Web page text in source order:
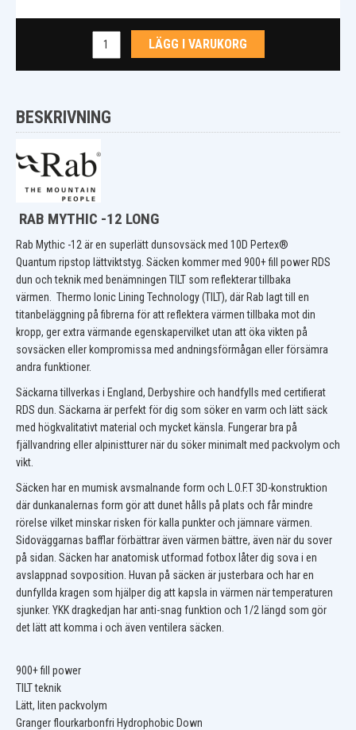
LÄGG I VARUKORG
BESKRIVNING
RAB MYTHIC -12 LONG
Rab Mythic -12 är en superlätt dunsovsäck med 10D Pertex®
Quantum ripstop lättviktstyg. Säcken kommer med 900+ fill power RDS
dun och teknik med benämningen TILT som reflekterar tillbaka
värmen. Thermo Ionic Lining Technology (TILT), där Rab lagt till en
titanbeläggning på fibrerna för att reflektera värmen tillbaka mot din
kropp, ger extra värmande egenskapervilket utan att öka vikten på
sovsäcken eller kompromissa med andningsförmågan eller försämra
andra funktioner.
Säckarna tillverkas i England, Derbyshire och handfylls med certifierat
RDS dun. Säckarna är perfekt för dig som söker en varm och lätt säck
med högkvalitativt material och mycket känsla. Fungerar bra på
fjällvandring eller alpinistturer när du söker minimalt med packvolym och
vikt.
Säcken har en mumisk avsmalnande form och L.O.F.T 3D-konstruktion
där dunkanalernas form gör att dunet hålls på plats och får mindre
rörelse vilket minskar risken för kalla punkter och jämnare värmen.
Sidoväggarnas bafflar förbättrar även värmen bättre, även när du sover
på sidan. Säcken har anatomisk utformad fotbox låter dig sova i en
avslappnad sovposition. Huvan på säcken är justerbara och har en
dunfyllda kragen som hjälper dig att kapsla in värmen när temperaturen
sjunker. YKK dragkedjan har anti-snag funktion och 1/2 längd som gör
det lätt att komma i och även ventilera säcken.
900+ fill power
TILT teknik
Lätt, liten packvolym
Granger flourkarbonfri Hydrophobic Down